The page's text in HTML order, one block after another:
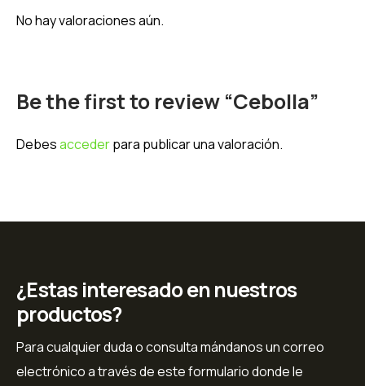
No hay valoraciones aún.
Be the first to review “Cebolla”
Debesaccederpara publicar una valoración.
¿Estas interesado en nuestros
productos?
Para cualquier duda o consulta mándanos un correo
electrónico a través de este formulario donde le